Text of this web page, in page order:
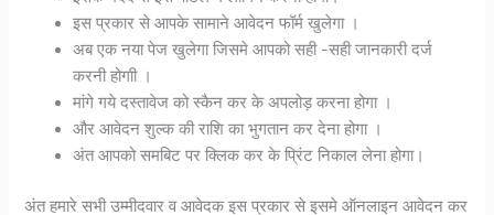
इस प्रकार से आपके सामाने आवेदन फॉर्म खुलेगा ।
अब एक नया पेज खुलेगा जिसमे आपको सही -सही जानकारी दर्ज
करनी होगाी ।
मांगे गये दस्तावेज को स्कैन कर के अपलोड़ करना होगा ।
और आवेदन शुल्क की राशि का भुगतान कर देना होगा ।
अंत आपको समबिट पर क्लिक कर के प्रिंट निकाल लेना होगा।
अंत हमारे सभी उम्मीदवार व आवेदक इस प्रकार से इसमे ऑनलाइन आवेदन कर